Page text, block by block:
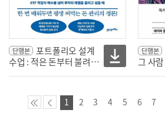
단행본
포트폴리오 설계
수업 : 적은 돈부터 불려
나가는 10가지 현실주의
단행본
그 사람
1 2 3 4 5 6 7